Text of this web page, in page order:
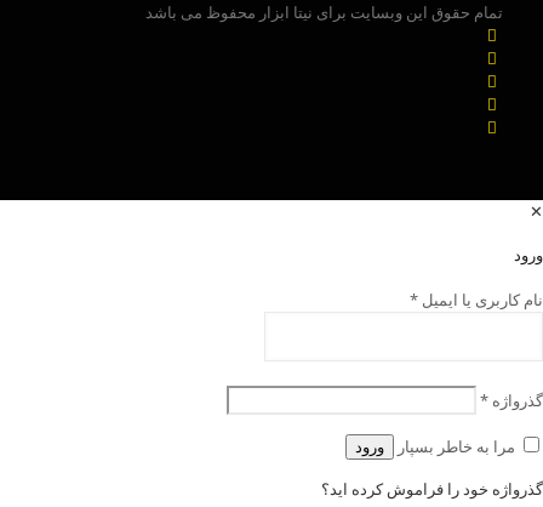
تمام حقوق این وبسایت برای نیتا ابزار محفوظ می باشد
✕
ورود
نام کاربری یا ایمیل *
گذرواژه *
مرا به خاطر بسپار ورود
گذرواژه خود را فراموش کرده اید؟